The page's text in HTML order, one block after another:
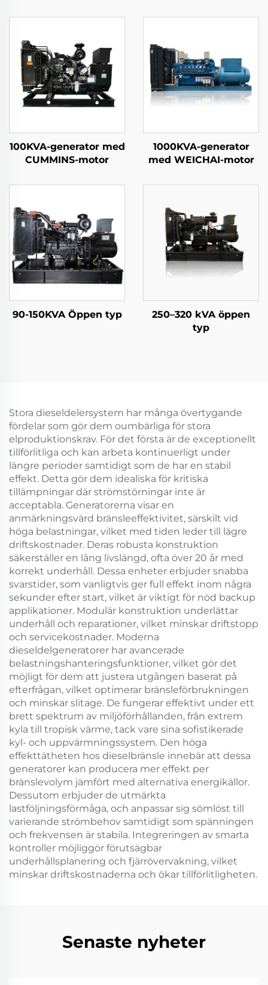
100KVA-generator med
CUMMINS-motor
1000KVA-generator
med WEICHAI-motor
90-150KVA Öppen typ
250–320 kVA öppen
typ
Stora dieseldelersystem har många övertygande
fördelar som gör dem oumbärliga för stora
elproduktionskrav. För det första är de exceptionellt
tillförlitliga och kan arbeta kontinuerligt under
längre perioder samtidigt som de har en stabil
effekt. Detta gör dem idealiska för kritiska
tillämpningar där strömstörningar inte är
acceptabla. Generatorerna visar en
anmärkningsvärd bränsleeffektivitet, särskilt vid
höga belastningar, vilket med tiden leder till lägre
driftskostnader. Deras robusta konstruktion
säkerställer en lång livslängd, ofta över 20 år med
korrekt underhåll. Dessa enheter erbjuder snabba
svarstider, som vanligtvis ger full effekt inom några
sekunder efter start, vilket är viktigt för nöd backup
applikationer. Modulär konstruktion underlättar
underhåll och reparationer, vilket minskar driftstopp
och servicekostnader. Moderna
dieseldelgeneratorer har avancerade
belastningshanteringsfunktioner, vilket gör det
möjligt för dem att justera utgången baserat på
efterfrågan, vilket optimerar bränsleförbrukningen
och minskar slitage. De fungerar effektivt under ett
brett spektrum av miljöförhållanden, från extrem
kyla till tropisk värme, tack vare sina sofistikerade
kyl- och uppvärmningssystem. Den höga
effekttätheten hos dieselbränsle innebär att dessa
generatorer kan producera mer effekt per
bränslevolym jämfört med alternativa energikällor.
Dessutom erbjuder de utmärkta
lastföljningsförmåga, och anpassar sig sömlöst till
varierande strömbehov samtidigt som spänningen
och frekvensen är stabila. Integreringen av smarta
kontroller möjliggör förutsägbar
underhållsplanering och fjärrövervakning, vilket
minskar driftskostnaderna och ökar tillförlitligheten.
Senaste nyheter